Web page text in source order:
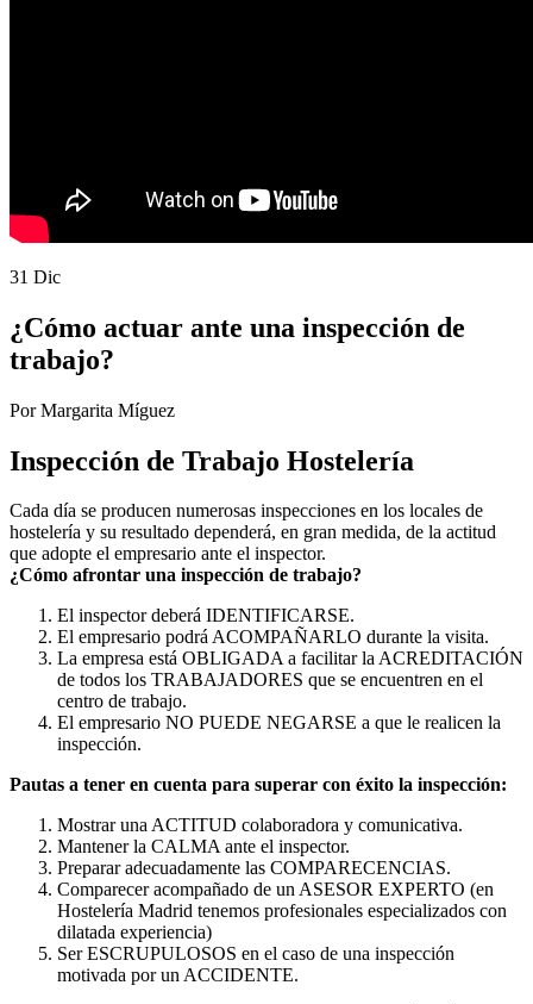
31 Dic
¿Cómo actuar ante una inspección de
trabajo?
Por Margarita Míguez
Inspección de Trabajo Hostelería
Cada día se producen numerosas inspecciones en los locales de
hostelería y su resultado dependerá, en gran medida, de la actitud
que adopte el empresario ante el inspector.
¿Cómo afrontar una inspección de trabajo?
El inspector deberá IDENTIFICARSE.
El empresario podrá ACOMPAÑARLO durante la visita.
La empresa está OBLIGADA a facilitar la ACREDITACIÓN
de todos los TRABAJADORES que se encuentren en el
centro de trabajo.
El empresario NO PUEDE NEGARSE a que le realicen la
inspección.
Pautas a tener en cuenta para superar con éxito la inspección:
Mostrar una ACTITUD colaboradora y comunicativa.
Mantener la CALMA ante el inspector.
Preparar adecuadamente las COMPARECENCIAS.
Comparecer acompañado de un ASESOR EXPERTO (en
Hostelería Madrid tenemos profesionales especializados con
dilatada experiencia)
Ser ESCRUPULOSOS en el caso de una inspección
motivada por un ACCIDENTE.